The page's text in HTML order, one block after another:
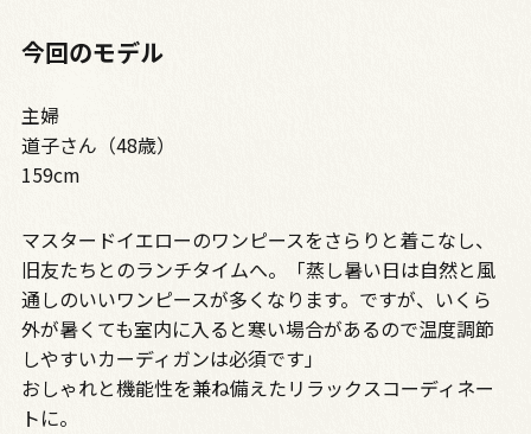
今回のモデル
主婦
道子さん（48歳）
159cm
マスタードイエローのワンピースをさらりと着こなし、
旧友たちとのランチタイムへ。「蒸し暑い日は自然と風
通しのいいワンピースが多くなります。ですが、いくら
外が暑くても室内に入ると寒い場合があるので温度調節
しやすいカーディガンは必須です」
おしゃれと機能性を兼ね備えたリラックスコーディネー
トに。